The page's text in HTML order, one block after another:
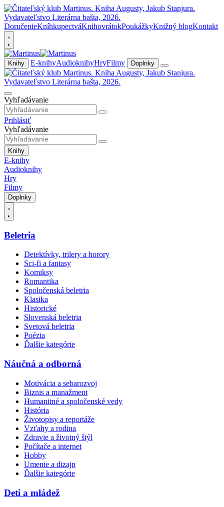
DoručenieKníhkupectváKnihovrátokPoukážkyKnižný blogKontakt
Knihy E-knihyAudioknihyHryFilmy Doplnky
Vyhľadávanie
Prihlásiť
Vyhľadávanie
Knihy
E-knihy
Audioknihy
Hry
Filmy
Doplnky
Beletria
Detektívky, trilery a horory
Sci-fi a fantasy
Komiksy
Romantika
Spoločenská beletria
Klasika
Historické
Slovenská beletria
Svetová beletria
Poézia
Ďalšie kategórie
Náučná a odborná
Motivácia a sebarozvoj
Biznis a manažment
Humanitné a spoločenské vedy
História
Životopisy a reportáže
Vzťahy a rodina
Zdravie a životný štýl
Počítače a internet
Hobby
Umenie a dizajn
Ďalšie kategórie
Deti a mládež